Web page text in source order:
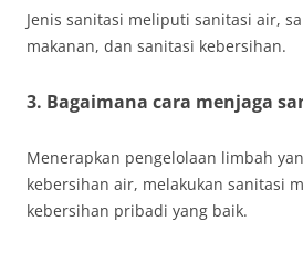
Jenis sanitasi meliputi sanitasi air,
makanan, dan sanitasi kebersihan.
3. Bagaimana cara menjaga
Menerapkan pengelolaan limbah
kebersihan air, melakukan sanitasi
kebersihan pribadi yang baik.